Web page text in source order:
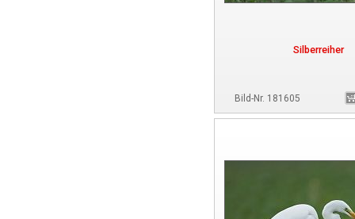
Silberreiher
Bild-Nr. 181605